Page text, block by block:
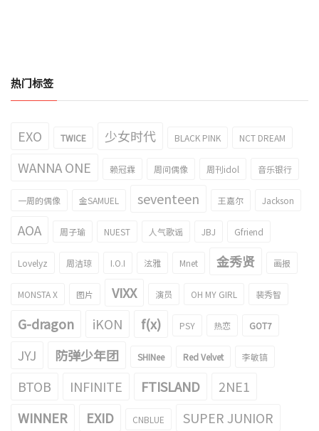
热门标签
EXO TWICE 少女时代 BLACK PINK NCT DREAM
WANNA ONE 赖冠霖 周间偶像 周刊idol 音乐银行
一周的偶像 金SAMUEL seventeen 王嘉尔 Jackson
AOA 周子瑜 NUEST 人气歌谣 JBJ Gfriend
Lovelyz 周洁琼 I.O.I 泫雅 Mnet 金秀贤 画报
MONSTA X 图片 VIXX 演员 OH MY GIRL 裴秀智
G-dragon iKON f(x) PSY 热恋 GOT7
JYJ 防弹少年团 SHINee Red Velvet 李敏镐
BTOB INFINITE FTISLAND
2NE1
WINNER
EXID CNBLUE SUPER JUNIOR